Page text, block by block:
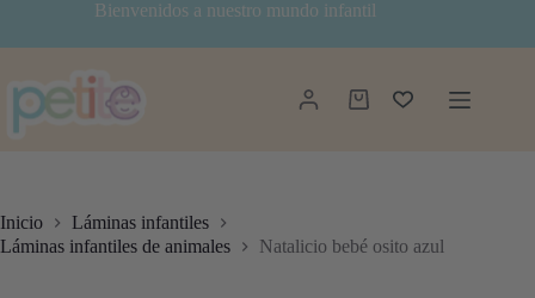
contenido
Bienvenidos a nuestro mundo infantil
Carro
Inicio
Láminas infantiles
Láminas infantiles de animales
Natalicio bebé osito azul